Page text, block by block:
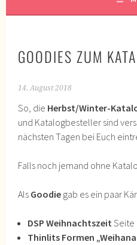
GOODIES ZUM
14. August 2018
So, die Herbst/Winter-
und Katalogbesteller sind
nächsten Tagen bei Euch
Falls noch jemand ohne
Als Goodie gab es ein paar
DSP WeihnachtszeitSeite
Thinlits Formen